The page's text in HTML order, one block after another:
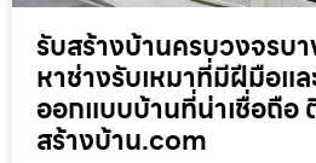
รับสร้างบ้านครบวงจรบ
หาช่างรับเหมาที่มีฝีมือแล
ออกแบบบ้านที่น่าเชื่อถือ
สร้างบ้าน.com